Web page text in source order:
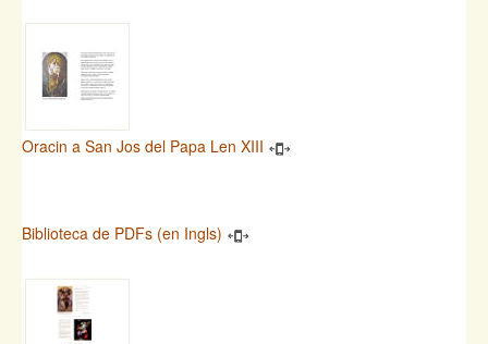
Oracin a San Jos del Papa Len XIII
Biblioteca de PDFs (en Ingls)